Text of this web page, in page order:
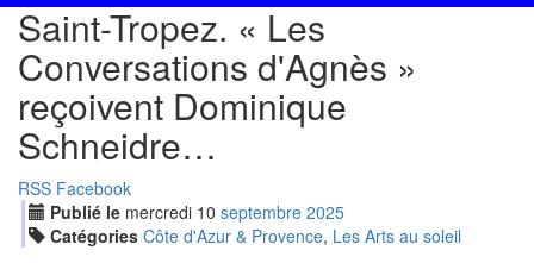
Saint-Tropez. « Les
Conversations d'Agnès »
reçoivent Dominique
Schneidre…
RSS Facebook
Publié le mercredi 10 septembre 2025
Catégories Côte d'Azur & Provence, Les Arts au soleil